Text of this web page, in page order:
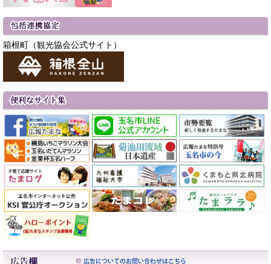
箱根町（観光協会公式サイト）